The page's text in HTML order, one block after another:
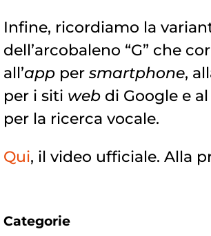
Infine, ricordiamo la
dell’arcobaleno “G” che
all’app per smartphone,
per i siti web di Google e
per la ricerca vocale.
Qui, il video ufficiale. Alla
Categorie